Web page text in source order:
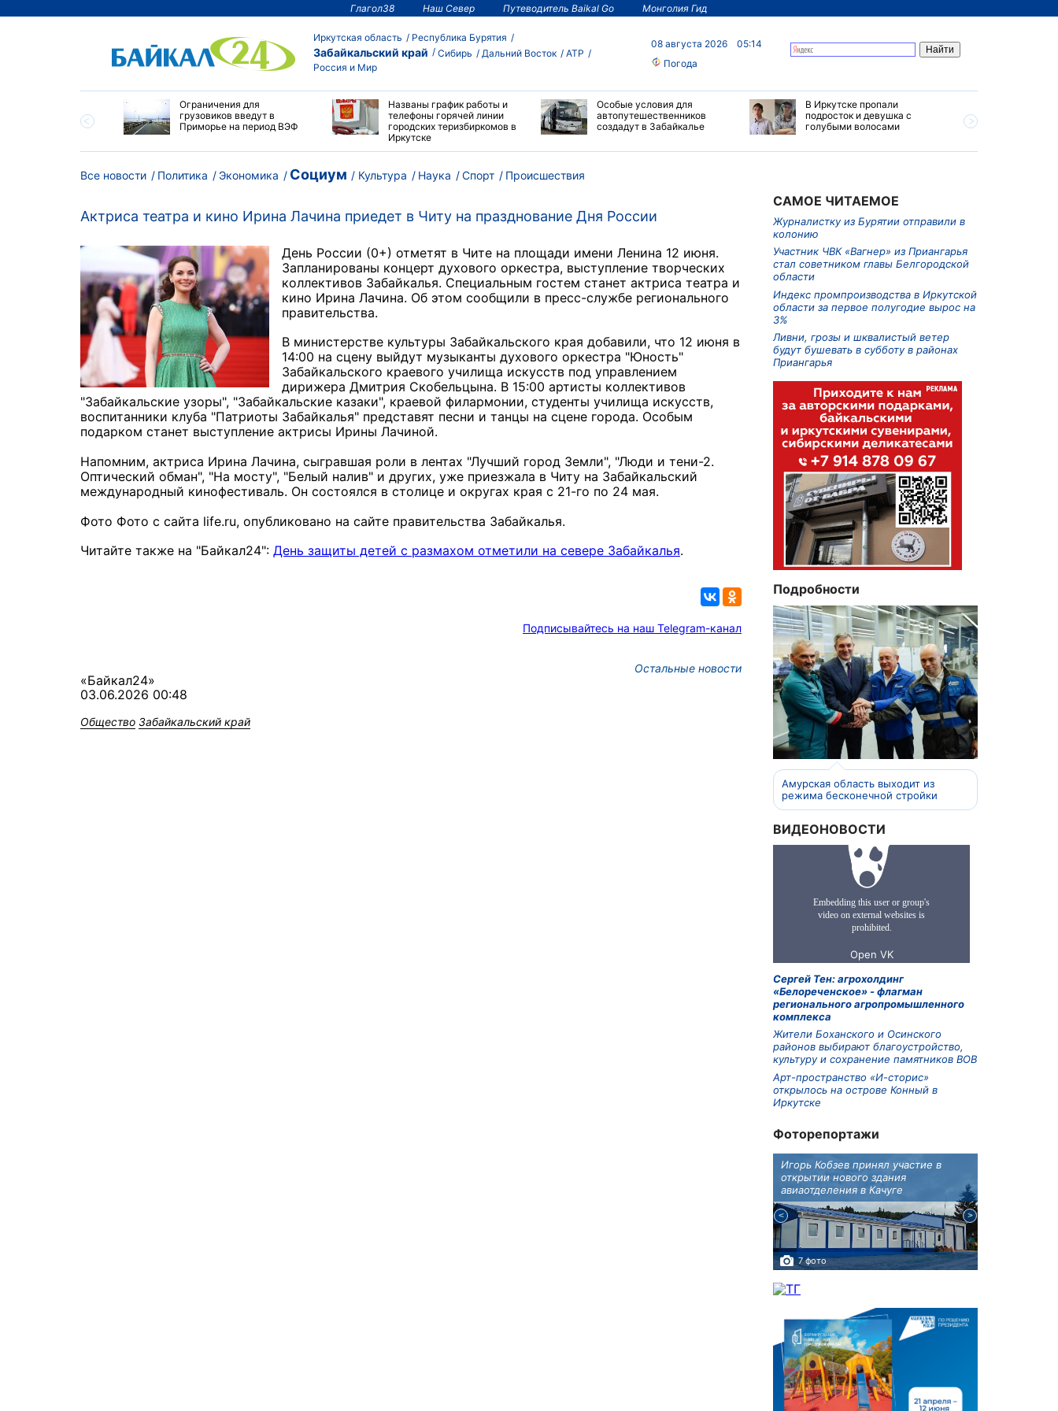
Глагол38 Наш Север Путеводитель Baikal Go Монголия Гид
Иркутская область Республика Бурятия
Забайкальский край Сибирь Дальний Восток
АТР
Россия и Мир
08 августа 2026
05:14
Погода
по управлению
Ограничения для
грузовиков введут в
Приморье на период ВЭФ
Названы график работы и
телефоны горячей линии
городских теризбиркомов в
Иркутске
Особые условия для
автопутешественников
создадут в Забайкалье
В Иркутске пропали
подросток и девушка с
голубыми волосами
Все новости Политика Экономика Социум Культура Наука Спорт Происшествия
Актриса театра и кино Ирина Лачина приедет в Читу на празднование Дня России
День России (0+) отметят в Чите на площади имени Ленина 12 июня.
Запланированы концерт духового оркестра, выступление творческих
коллективов Забайкалья. Специальным гостем станет актриса театра и
кино Ирина Лачина. Об этом сообщили в пресс-службе регионального
правительства.
В министерстве культуры Забайкальского края добавили, что 12 июня в
14:00 на сцену выйдут музыканты духового оркестра "Юность"
Забайкальского краевого училища искусств под управлением
дирижера Дмитрия Скобельцына. В 15:00 артисты коллективов
"Забайкальские узоры", "Забайкальские казаки", краевой филармонии, студенты училища искусств,
воспитанники клуба "Патриоты Забайкалья" представят песни и танцы на сцене города. Особым
подарком станет выступление актрисы Ирины Лачиной.
Напомним, актриса Ирина Лачина, сыгравшая роли в лентах "Лучший город Земли", "Люди и тени-2.
Оптический обман", "На мосту", "Белый налив" и других, уже приезжала в Читу на Забайкальский
международный кинофестиваль. Он состоялся в столице и округах края с 21-го по 24 мая.
Фото Фото с сайта life.ru, опубликовано на сайте правительства Забайкалья.
Читайте также на "Байкал24": День защиты детей с размахом отметили на севере Забайкалья.
Подписывайтесь на наш Telegram-канал
Остальные новости
«Байкал24»
03.06.2026 00:48
Общество Забайкальский край
САМОЕ ЧИТАЕМОЕ
Журналистку из Бурятии отправили в
колонию
Участник ЧВК «Вагнер» из Приангарья
стал советником главы Белгородской
области
Индекс промпроизводства в Иркутской
области за первое полугодие вырос на
3%
Ливни, грозы и шквалистый ветер
будут бушевать в субботу в районах
Приангарья
Подробности
Амурская область выходит из
режима бесконечной стройки
ВИДЕОНОВОСТИ
Сергей Тен: агрохолдинг
«Белореченское» - флагман
регионального агропромышленного
комплекса
Жители Боханского и Осинского
районов выбирают благоустройство,
культуру и сохранение памятников ВОВ
Арт-пространство «И-сторис»
открылось на острове Конный в
Иркутске
Фоторепортажи
Игорь Кобзев принял участие в
открытии нового здания
авиаотделения в Качуге
7 фото